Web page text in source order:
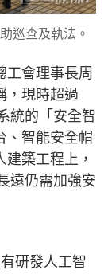
巡查及執法。
工會理事長周
，現時超過
統的「安全智
、智能安全帽
築工程上，
遠仍需加強安
研發人工智